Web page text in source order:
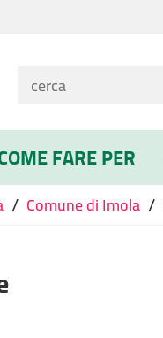
FARE PER
/ Comune di Imola /